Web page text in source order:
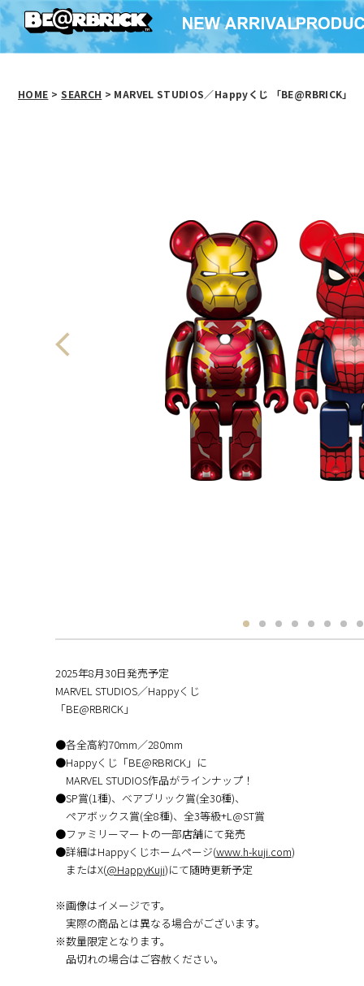
HOME > SEARCH > MARVEL STUDIOS／Happyくじ 「BE@RBRICK」
2025年8月30日発売予定
MARVEL STUDIOS／Happyくじ
「BE@RBRICK」
●各全高約70mm／280mm
●Happyくじ「BE@RBRICK」に
MARVEL STUDIOS作品がラインナップ！
●SP賞(1種)、ベアブリック賞(全30種)、
ペアボックス賞(全8種)、全3等級+L@ST賞
●ファミリーマートの一部店舗にて発売
●詳細はHappyくじホームページ(www.h-kuji.com)
またはX(@HappyKuji)にて随時更新予定
※画像はイメージです。
実際の商品とは異なる場合がございます。
※数量限定となります。
品切れの場合はご容赦ください。